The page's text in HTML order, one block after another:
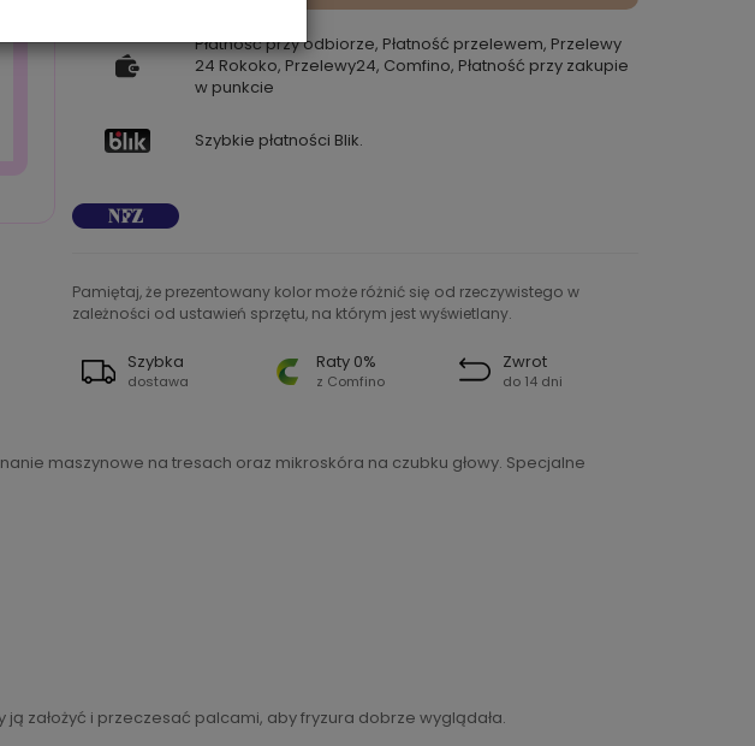
Płatność przy odbiorze, Płatność przelewem, Przelewy
24 Rokoko, Przelewy24, Comfino, Płatność przy zakupie
w punkcie
Szybkie płatności Blik.
Pamiętaj, że prezentowany kolor może różnić się od rzeczywistego w
zależności od ustawień sprzętu, na którym jest wyświetlany.
Szybka
dostawa
Raty 0%
z Comfino
Zwrot
do 14 dni
maszynowe na tresach oraz mikroskóra na czubku głowy. Specjalne
założyć i przeczesać palcami, aby fryzura dobrze wyglądała.